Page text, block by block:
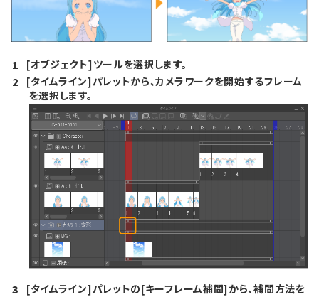
1
[オブジェクト]ツールを選択します。
2
[タイムライン]パレットから、カメラワークを開始するフレーム
を選択します。
3
[タイムライン]パレットの[キーフレーム補間]から、補間方法を